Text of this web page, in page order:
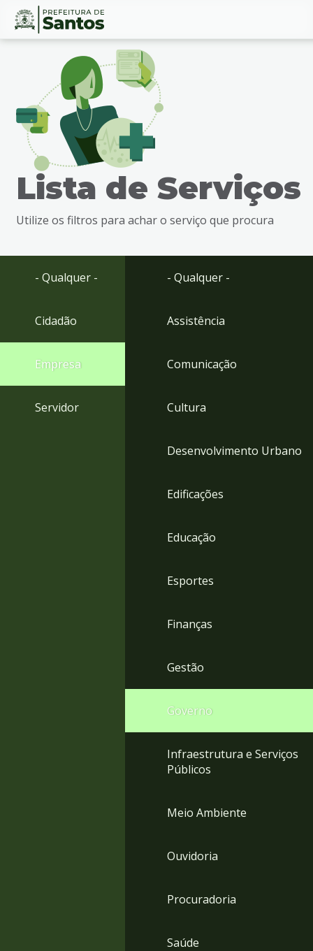
Ir
busca
Ir
Conteúdo
Lista de Serviços
Utilize os filtros para achar o serviço que procura
- Qualquer -
Cidadão
Empresa
Servidor
- Qualquer -
Assistência
Comunicação
Cultura
Desenvolvimento Urbano
Edificações
Educação
Esportes
Finanças
Gestão
Governo
Infraestrutura e Serviços
Públicos
Meio Ambiente
Ouvidoria
Procuradoria
Saúde